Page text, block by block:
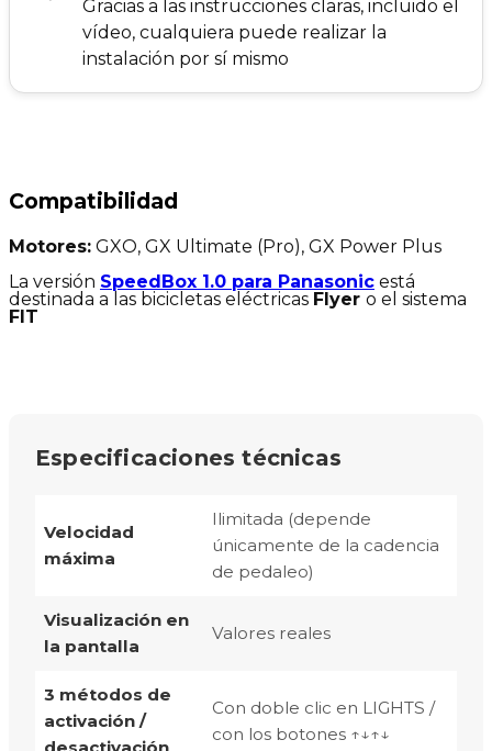
Gracias a las instrucciones claras, incluido el
vídeo, cualquiera puede realizar la
instalación por sí mismo
Compatibilidad
Motores: GXO, GX Ultimate (Pro), GX Power Plus
La versión SpeedBox 1.0 para Panasonic está
destinada a las bicicletas eléctricas Flyer o el sistema
FIT
Especificaciones técnicas
Velocidad
máxima
Ilimitada (depende
únicamente de la cadencia
de pedaleo)
Visualización en
la pantalla
Valores reales
3 métodos de
activación /
Con doble clic en LIGHTS /
con los botones ↑↓↑↓